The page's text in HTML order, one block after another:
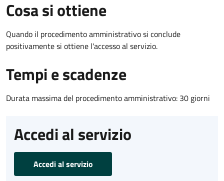
Cosa si ottiene
Quando il procedimento amministrativo si conclude
positivamente si ottiene l'accesso al servizio.
Tempi e scadenze
Durata massima del procedimento amministrativo: 30 giorni
Accedi al servizio
Accedi al servizio